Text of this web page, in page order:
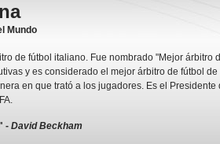
Mundo
de fútbol italiano. Fue nombrado "Mejor árbitro
y es considerado el mejor árbitro de fútbol
en que trató a los jugadores. Es el Presidente
- David Beckham